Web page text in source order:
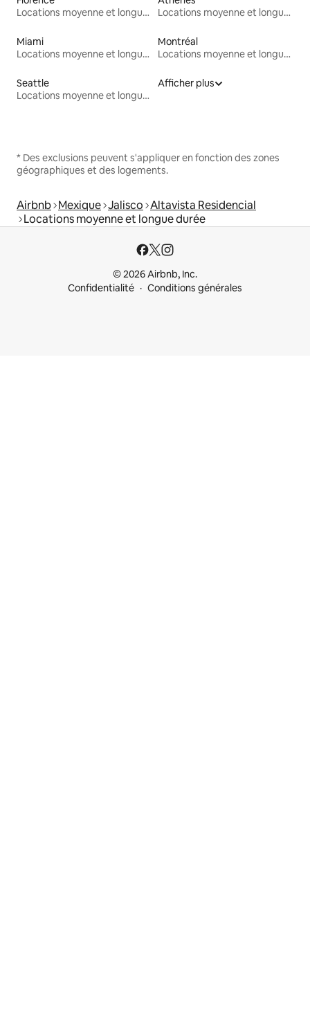
Locations moyenne et longue durée
Locations moyenne et longue durée
Miami
Locations moyenne et longue durée
Montréal
Locations moyenne et longue durée
Seattle
Locations moyenne et longue durée
Afficher plus
* Des exclusions peuvent s'appliquer en fonction des zones
géographiques et des logements.
Airbnb Mexique Jalisco Altavista Residencial
Locations moyenne et longue durée
© 2026 Airbnb, Inc.
Confidentialité
Conditions générales